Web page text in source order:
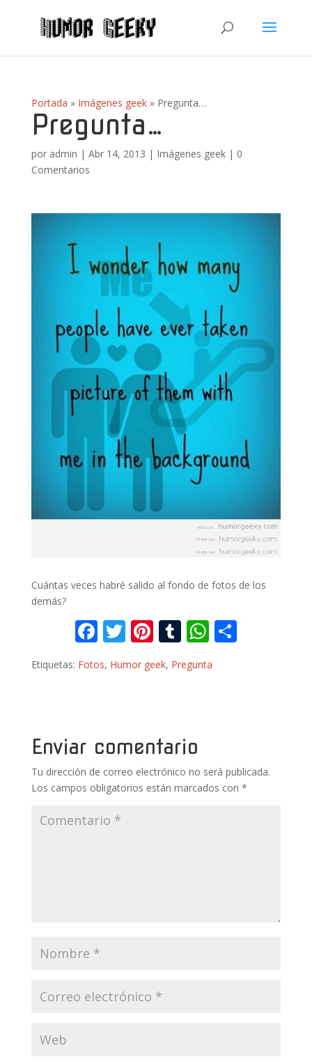
Portada » Imágenes geek» Pregunta…
Pregunta…
por admin | Abr 14, 2013 | Imágenes geek| 0
Comentarios
Cuántas veces habré salido al fondo de fotos de los
demás?
F
ac
e
o
k
T
itt
Pi
nt
er
T
m
W
at
p r
Etiquetas: Fotos, Humor geek, Pregunta
Enviar comentario
Tu dirección de correo electrónico no será publicada.
Los campos obligatorios están marcados con *